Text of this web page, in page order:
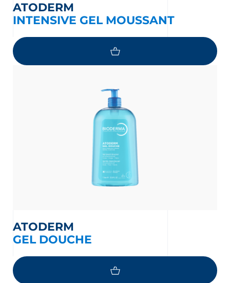
ATODERM
INTENSIVE GEL MOUSSANT
ATODERM
GEL DOUCHE